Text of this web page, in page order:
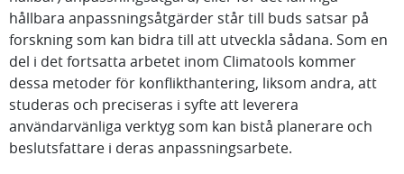
hållbara anpassningsåtgärder står till buds satsar på
forskning som kan bidra till att utveckla sådana. Som en
del i det fortsatta arbetet inom Climatools kommer
dessa metoder för konflikthantering, liksom andra, att
studeras och preciseras i syfte att leverera
användarvänliga verktyg som kan bistå planerare och
beslutsfattare i deras anpassningsarbete.